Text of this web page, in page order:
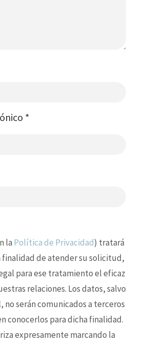
*
la Política de Privacidad) tratará
finalidad de atender su solicitud,
para ese tratamiento el eficaz
relaciones. Los datos, salvo
no serán comunicados a terceros
conocerlos para dicha finalidad.
expresamente marcando la